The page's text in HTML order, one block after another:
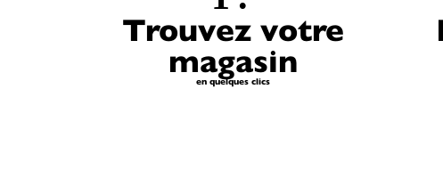
Trouvez votre
magasin
en quelques clics